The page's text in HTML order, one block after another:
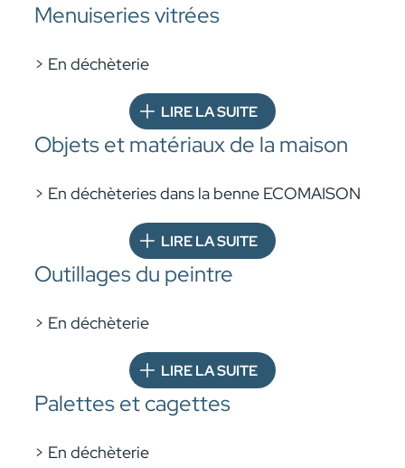
Menuiseries vitrées
> En déchèterie
LIRE LA SUITE
Objets et matériaux de la maison
> En déchèteries dans la benne ECOMAISON
LIRE LA SUITE
Outillages du peintre
> En déchèterie
LIRE LA SUITE
Palettes et cagettes
> En déchèterie